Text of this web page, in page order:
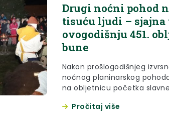
Drugi noćni pohod
tisuću ljudi –
ovogodišnju 451.
bune
Nakon prošlogodišnjeg
noćnog planinarskog
na obljetnicu početka
Biser Zagorja u suradnji s
Pročitaj više